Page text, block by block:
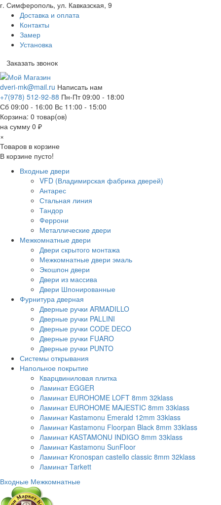
г. Симферополь, ул. Кавказская, 9
Доставка и оплата
Контакты
Замер
Установка
Заказать звонок
dveri-mk@mail.ru Написать нам
+7(978) 512-92-88 Пн-Пт 09:00 - 18:00
Сб 09:00 - 16:00 Вс 11:00 - 15:00
Корзина: 0 товар(ов)
на сумму 0 ₽
×
Товаров в корзине
В корзине пусто!
Входные двери
VFD (Владимирская фабрика дверей)
Антарес
Стальная линия
Тандор
Феррони
Металлические двери
Межкомнатные двери
Двери скрытого монтажа
Межкомнатные двери эмаль
Экошпон двери
Двери из массива
Двери Шпонированные
Фурнитура дверная
Дверные ручки ARMADILLO
Дверные ручки PALLINI
Дверные ручки CODE DECO
Дверные ручки FUARO
Дверные ручки PUNTO
Системы открывания
Напольное покрытие
Кварцвиниловая плитка
Ламинат EGGER
Ламинат EUROHOME LOFT 8mm 32klass
Ламинат EUROHOME MAJESTIC 8mm 33klass
Ламинат Kastamonu Emerald 12mm 33klass
Ламинат Kastamonu Floorpan Black 8mm 33klass
Ламинат KASTAMONU INDIGO 8mm 33klass
Ламинат Kastamonu SunFloor
Ламинат Kronospan castello classic 8mm 32klass
Ламинат Tarkett
Входные Межкомнатные